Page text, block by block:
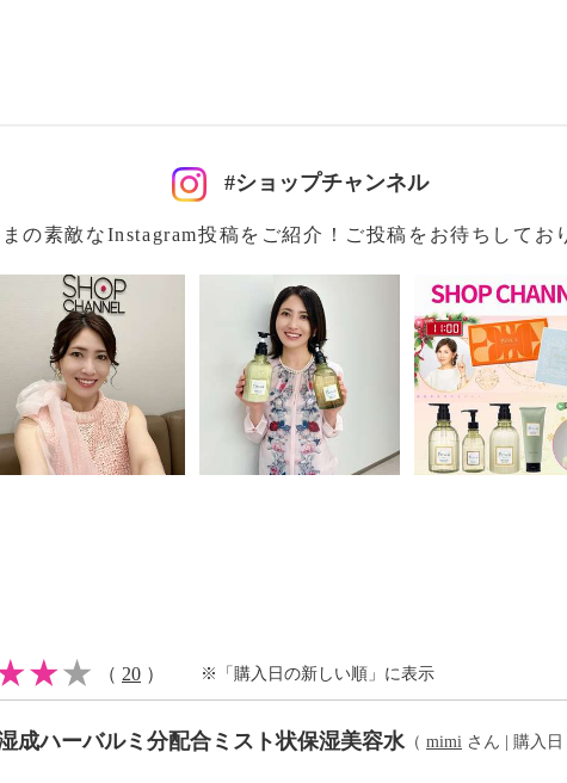
#ショップチャンネル
の素敵なInstagram投稿をご紹介！ご投稿をお待ちしてお
（ 20 ） ※「購入日の新しい順」に表示
成ハーバルミ分配合ミスト状保湿美容水 （ mimi さん | 購入日